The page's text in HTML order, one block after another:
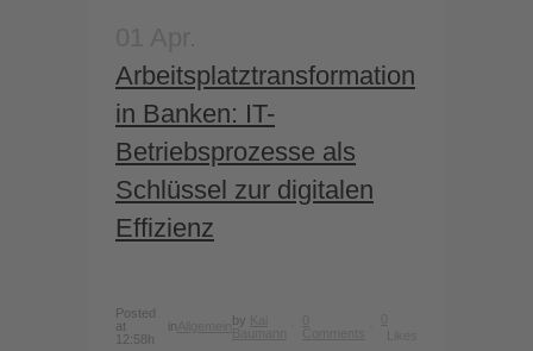
Arbeitsplatztransformation
in Banken: IT-
Betriebsprozesse als
Schlüssel zur digitalen
Effizienz
Posted
at
12:58h
in by